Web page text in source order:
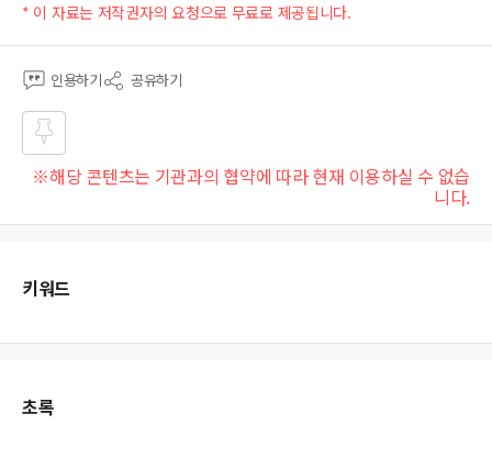
* 이 자료는 저작권자의 요청으로 무료로 제공됩니다.
인용하기 공유하기
즐겨
찾기
※해당 콘텐츠는 기관과의 협약에 따라 현재 이용하실 수 없습
니다.
키워드
초록